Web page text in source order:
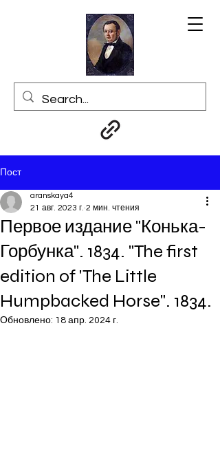
Пост
Первое издание "Конька-
Горбунка". 1834. "The first
edition of 'The Little
Humpbacked Horse". 1834.
aranskaya4
21 авг. 2023 г. 2 мин. чтения
Обновлено: 18 апр. 2024 г.